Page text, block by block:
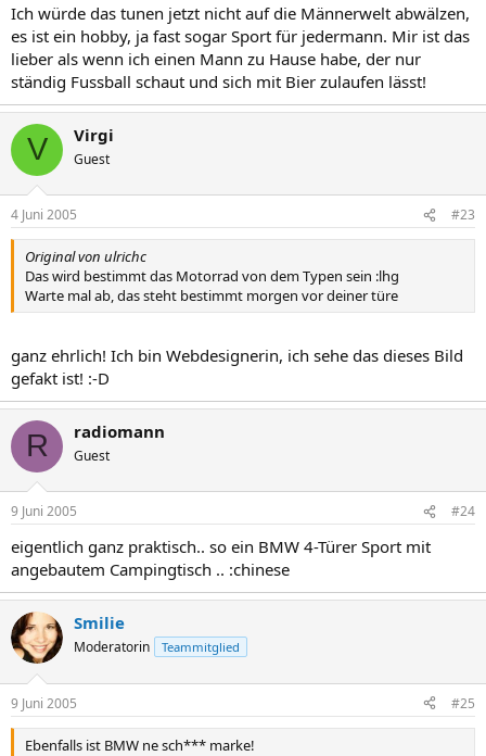
Ich würde das tunen jetzt nicht auf die Männerwelt abwälzen,
es ist ein hobby, ja fast sogar Sport für jedermann. Mir ist das
lieber als wenn ich einen Mann zu Hause habe, der nur
ständig Fussball schaut und sich mit Bier zulaufen lässt!
V Virgi
Guest
4 Juni 2005 #23
Original von ulrichc
Das wird bestimmt das Motorrad von dem Typen sein :lhg
Warte mal ab, das steht bestimmt morgen vor deiner türe
ganz ehrlich! Ich bin Webdesignerin, ich sehe das dieses Bild
gefakt ist! :-D
R radiomann
Guest
9 Juni 2005 #24
eigentlich ganz praktisch.. so ein BMW 4-Türer Sport mit
angebautem Campingtisch .. :chinese
Smilie
Moderatorin Teammitglied
9 Juni 2005 #25
Ebenfalls ist BMW ne sch*** marke!